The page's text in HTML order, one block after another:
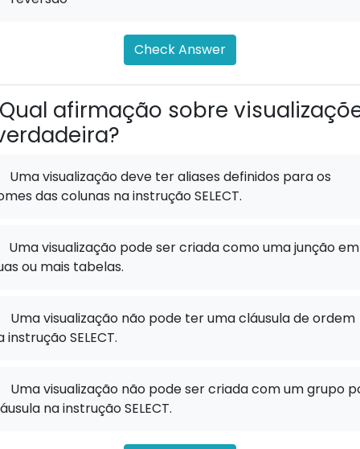
Check Answer
Qual afirmação sobre
Uma visualização deve ter aliases definidos para os
das colunas na instrução SELECT.
Uma visualização pode ser criada como uma junção em
ou mais tabelas.
Uma visualização não pode ter uma cláusula de ordem
instrução SELECT.
Uma visualização não pode ser criada com um grupo
na instrução SELECT.